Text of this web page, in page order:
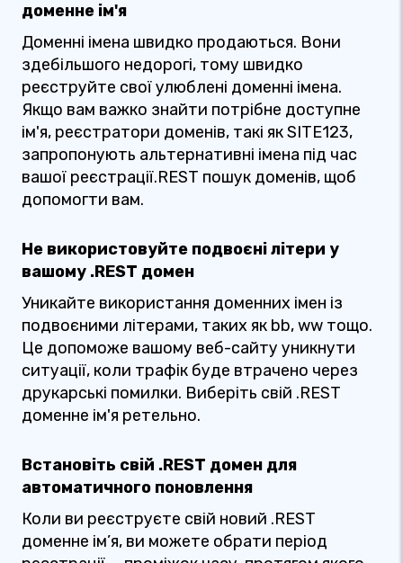
доменне ім'я
Доменні імена швидко продаються. Вони
здебільшого недорогі, тому швидко
реєструйте свої улюблені доменні імена.
Якщо вам важко знайти потрібне доступне
ім'я, реєстратори доменів, такі як SITE123,
запропонують альтернативні імена під час
вашої реєстрації.REST пошук доменів, щоб
допомогти вам.
Не використовуйте подвоєні літери у
вашому .REST домен
Уникайте використання доменних імен із
подвоєними літерами, таких як bb, ww тощо.
Це допоможе вашому веб-сайту уникнути
ситуації, коли трафік буде втрачено через
друкарські помилки. Виберіть свій .REST
доменне ім'я ретельно.
Встановіть свій .REST домен для
автоматичного поновлення
Коли ви реєструєте свій новий .REST
доменне ім’я, ви можете обрати період